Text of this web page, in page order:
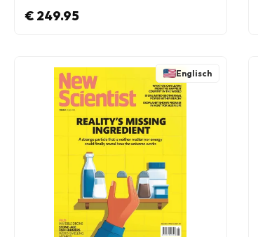
€ 249.95
Englisch